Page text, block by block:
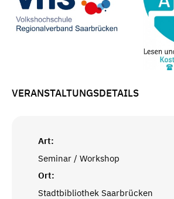
VERANSTALTUNGSDETAILS
Art:
Seminar / Workshop
Ort:
Stadtbibliothek Saarbrücken